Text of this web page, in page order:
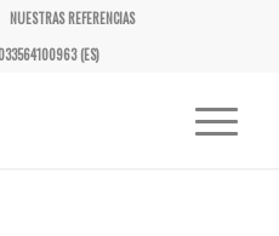
NUESTRAS REFERENCIAS
(ES)